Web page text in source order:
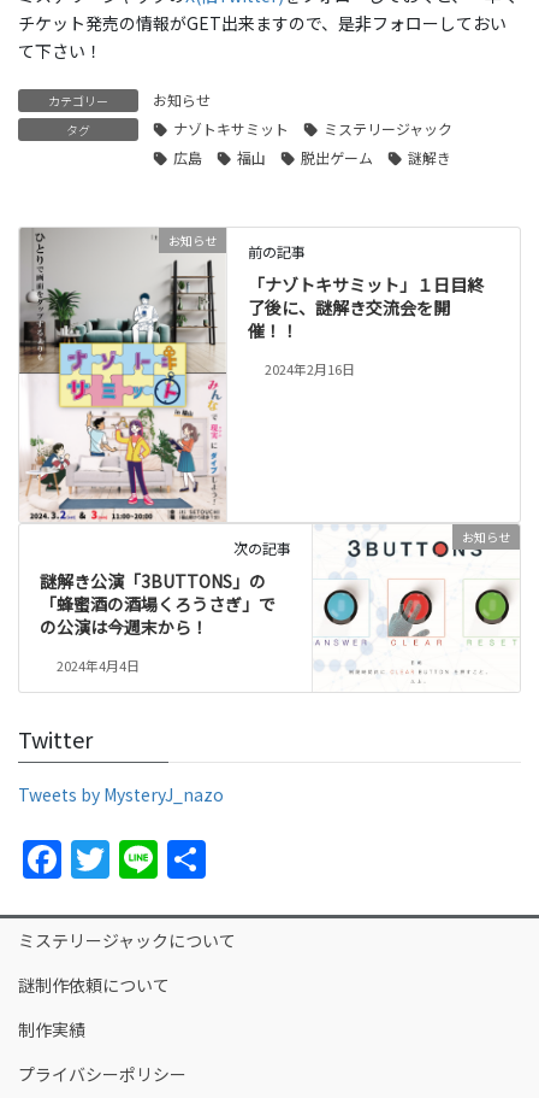
チケット発売の情報がGET出来ますので、是非フォローしておい
て下さい！
カテゴリー お知らせ
タグ ナゾトキサミット
ミステリージャック
広島
福山 脱出ゲーム 謎解き
お知らせ
前の記事
「ナゾトキサミット」１日目終
了後に、謎解き交流会を開
催！！
2024年2月16日
お知らせ
次の記事
謎解き公演「3BUTTONS」の
「蜂蜜酒の酒場くろうさぎ」で
の公演は今週末から！
2024年4月4日
Twitter
Tweets by MysteryJ_nazo
F
a
c
e
b
o
T
w
itt
er
Li
n
e
ミステリージャックについて
謎制作依頼について
制作実績
プライバシーポリシー